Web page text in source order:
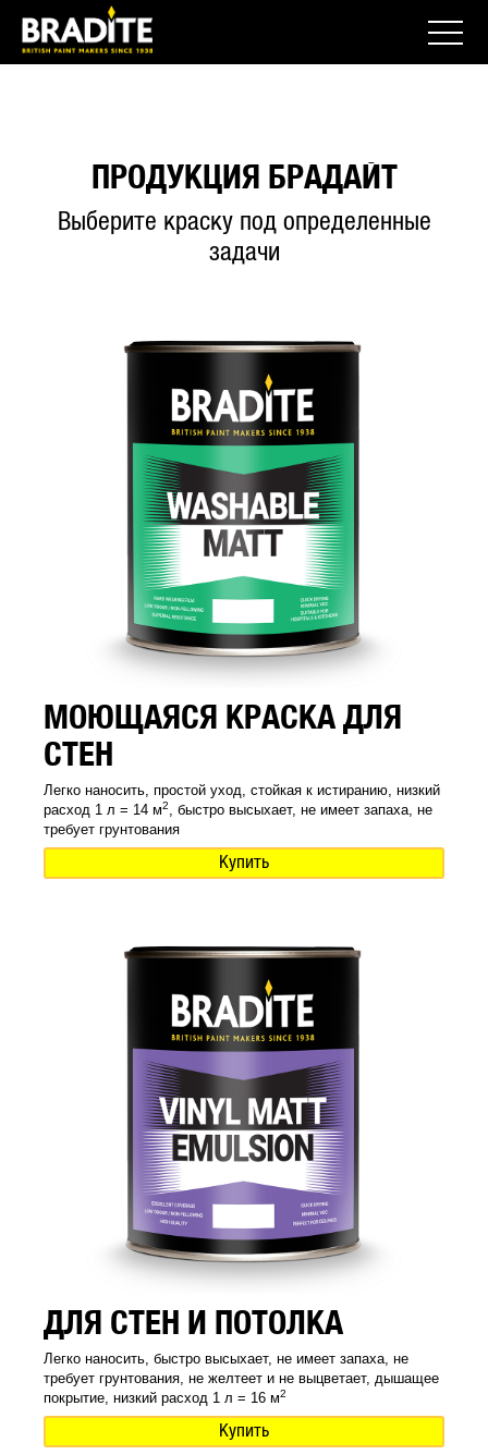
ПРОДУКЦИЯ БРАДАЙТ
Выберите краску под определенные
задачи
МОЮЩАЯСЯ КРАСКА ДЛЯ
СТЕН
Легко наносить, простой уход, стойкая к истиранию, низкий
расход 1 л = 14 м2
, быстро высыхает, не имеет запаха, не
требует грунтования
Купить
ДЛЯ СТЕН И ПОТОЛКА
Легко наносить, быстро высыхает, не имеет запаха, не
требует грунтования, не желтеет и не выцветает, дышащее
покрытие, низкий расход 1 л = 16 м2
Купить